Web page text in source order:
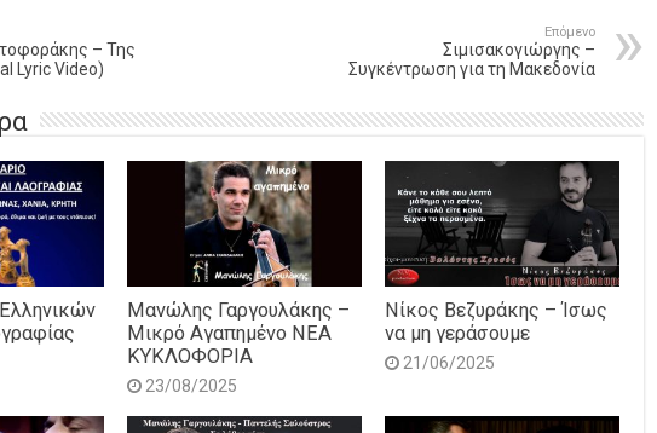
– Της
Lyric Video)
Επόμενο
Σιμισακογιώργης –
Συγκέντρωση για τη Μακεδονία
Μανώλης Γαργουλάκης –
Μικρό Αγαπημένο NEΑ
ΚΥΚΛΟΦΟΡΙΑ
23/08/2025
Νίκος Βεζυράκης – Ίσως
να μη γεράσουμε
21/06/2025